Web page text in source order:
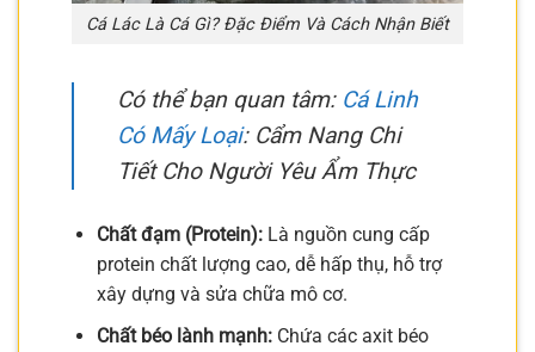
Cá Lác Là Cá Gì? Đặc Điểm Và Cách Nhận Biết
Có thể bạn quan tâm: Cá Linh
Có Mấy Loại: Cẩm Nang Chi
Tiết Cho Người Yêu Ẩm Thực
Chất đạm (Protein):Là nguồn cung cấp
protein chất lượng cao, dễ hấp thụ, hỗ trợ
xây dựng và sửa chữa mô cơ.
Chất béo lành mạnh:Chứa các axit béo